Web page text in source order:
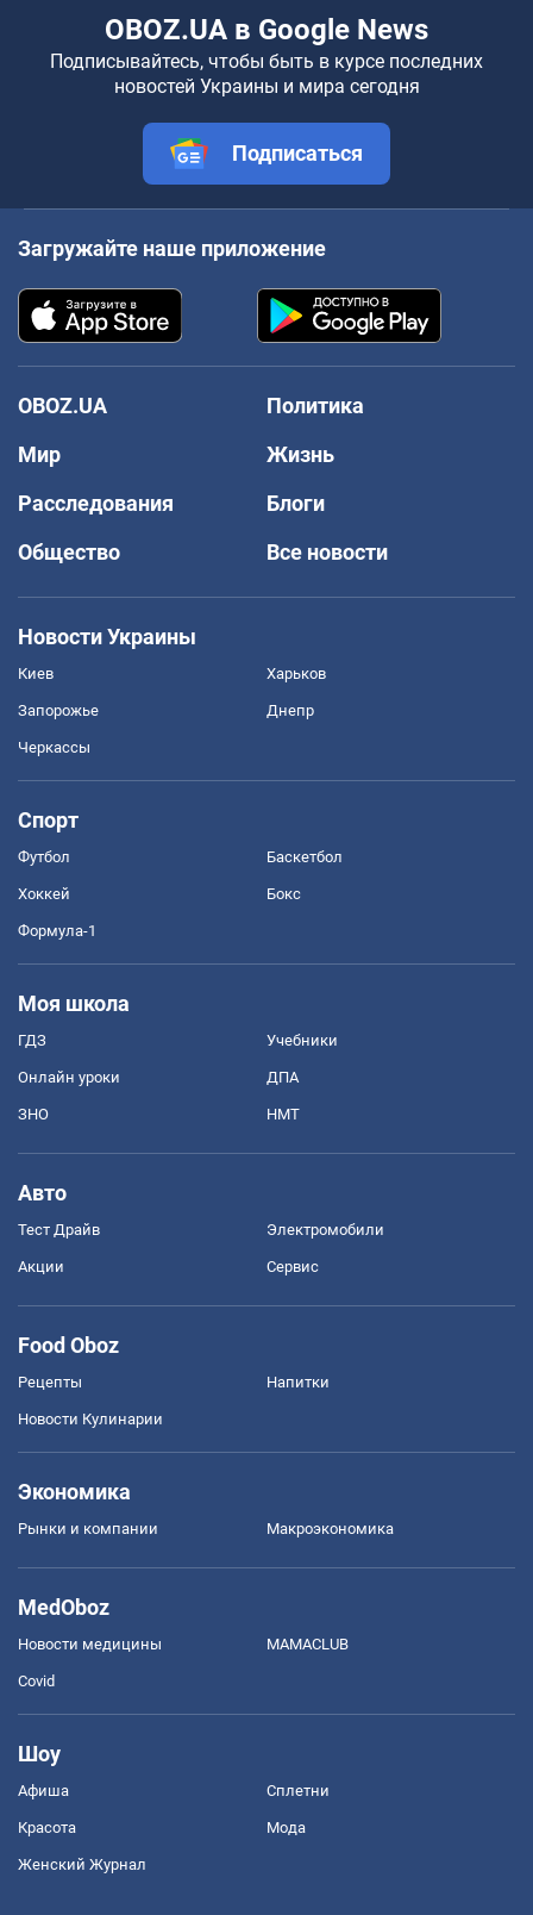
OBOZ.UA в Google News
Подписывайтесь, чтобы быть в курсе последних
новостей Украины и мира сегодня
Подписаться
Загружайте наше приложение
OBOZ.UA
Политика
Мир
Жизнь
Расследования
Блоги
Общество
Все новости
Новости Украины
Киев Харьков
Запорожье Днепр
Черкассы
Спорт
Футбол Баскетбол
Хоккей Бокс
Формула-1
Моя школа
ГДЗ Учебники
Онлайн уроки ДПА
ЗНО НМТ
Авто
Тест Драйв Электромобили
Акции Сервис
Food Oboz
Рецепты Напитки
Новости Кулинарии
Экономика
Рынки и компании Mакроэкономика
MedOboz
Новости медицины MAMACLUB
Covid
Шоу
Афиша Сплетни
Красота Мода
Женский Журнал